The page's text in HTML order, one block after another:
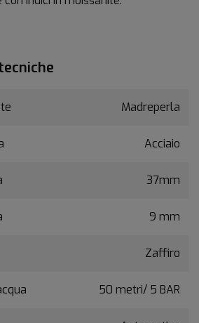
Madreperla
Acciaio
37mm
9 mm
Zaffiro
50 metri/ 5 BAR